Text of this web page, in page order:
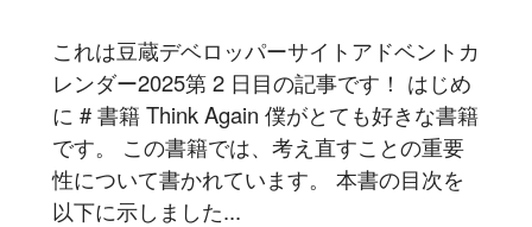
これは豆蔵デベロッパーサイトアドベントカ
レンダー2025第 2 日目の記事です！ はじめ
に # 書籍 Think Again 僕がとても好きな書籍
です。 この書籍では、考え直すことの重要
性について書かれています。 本書の目次を
以下に示しました...